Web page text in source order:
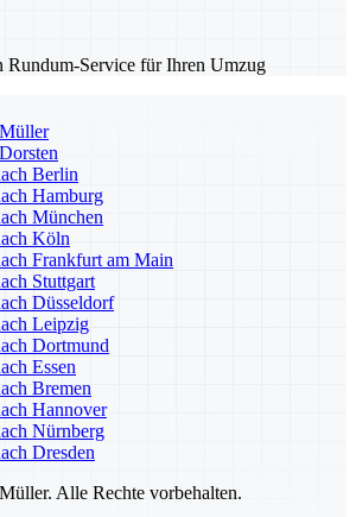
Rundum-Service für Ihren Umzug
Berlin
Hamburg
München
Köln
Frankfurt am Main
Stuttgart
Düsseldorf
Leipzig
Dortmund
Essen
Bremen
Hannover
Nürnberg
Dresden
Alle Rechte vorbehalten.